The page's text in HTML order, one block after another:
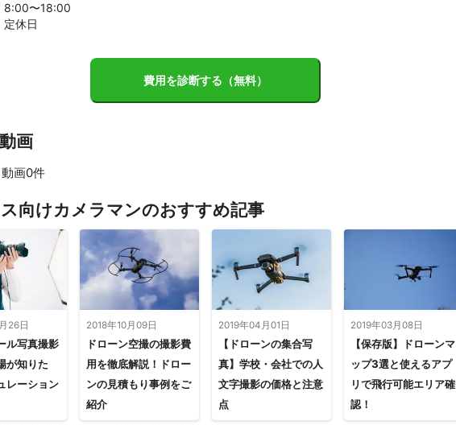
地区、高速道路、高圧送電線（鉄塔）、海、川の上空飛行可能
8:00〜18:00
定休日
費用を診断する（無料）
画
画0件
向けカメラマンのおすすめ記事
26日
ル写真撮影
が知りた
レーション
2018年10月09日
ドローン空撮の撮影費
用を徹底解説！ドロー
ンの見積もり事例をご
紹介
2019年04月01日
【ドローンの集合写
真】学校・会社での人
文字撮影の価格と注意
点
2019年03月08日
【保存版】ドローンマ
ップ3選と使えるアプ
リで飛行可能エリア確
認！